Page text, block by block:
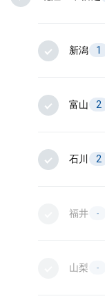
新潟 1
富山 2
石川 2
福井 -
山梨 -